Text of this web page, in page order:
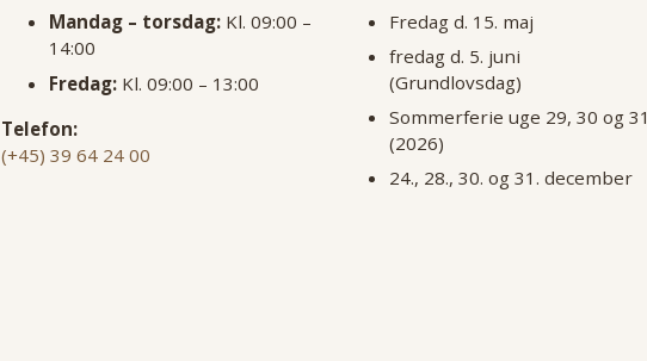
Mandag – torsdag: Kl. 09:00 –
14:00
Fredag: Kl. 09:00 – 13:00
Telefon:
(+45) 39 64 24 00
Fredag d. 15. maj
fredag d. 5. juni
(Grundlovsdag)
Sommerferie uge 29, 30 og 31
(2026)
24., 28., 30. og 31. december